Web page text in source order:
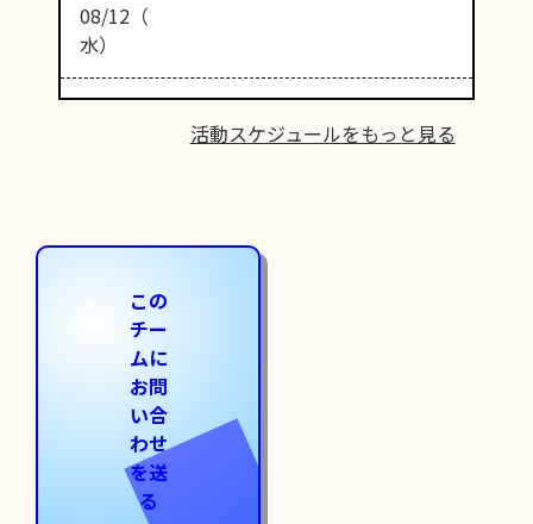
08/12（
水）
活動スケジュールをもっと見る
この
チー
ムに
お問
い合
わせ
を送
る